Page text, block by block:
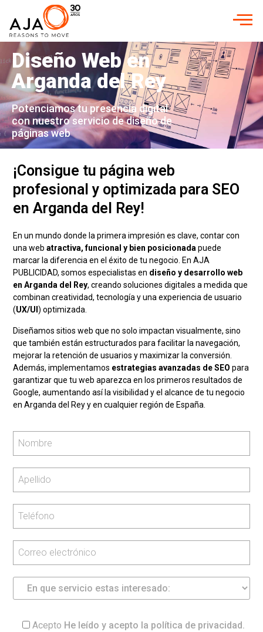
Diseño Web en
Arganda del Rey
Potenciamos tu presencia digital
con nuestro servicio de diseño de
páginas web
¡Consigue tu página web
profesional y optimizada para SEO
en Arganda del Rey!
En un mundo donde la primera impresión es clave, contar con
una webatractiva, funcional y bien posicionadapuede
marcar la diferencia en el éxito de tu negocio. En AJA
PUBLICIDAD, somos especialistas en diseño y desarrollo web
en Arganda del Rey, creando soluciones digitales a medida que
combinan creatividad, tecnología y una experiencia de usuario
(UX/UI) optimizada.
Diseñamos sitios web que no solo impactan visualmente, sino
que también están estructurados para facilitar la navegación,
mejorar la retención de usuarios y maximizar la conversión.
Además, implementamos estrategias avanzadas de SEO para
garantizar que tu web aparezca en los primeros resultados de
Google, aumentando así la visibilidad y el alcance de tu negocio
en Arganda del Rey y en cualquier región de España.
Acepto He leído y acepto la política de privacidad .